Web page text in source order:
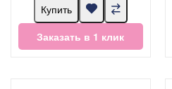
Купить
Заказать в 1 клик